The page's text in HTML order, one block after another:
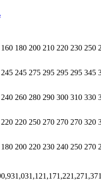
160 180 200 210 220 230 250
245 245 275 295 295 295 345
240 260 280 290 300 310 330
220 220 250 270 270 270 320
180 200 220 230 240 250 270
0,931,031,121,171,221,271,37